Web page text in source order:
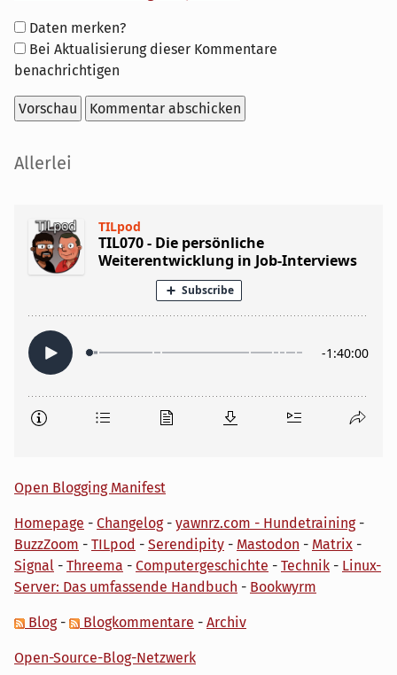
Formular-
Optionen
Daten merken?
Bei Aktualisierung dieser Kommentare
benachrichtigen
Seitenleiste
Allerlei
Open Blogging Manifest
Homepage - Changelog- yawnrz.com - Hundetraining-
BuzzZoom - TILpod - Serendipity - Mastodon - Matrix -
Signal - Threema - Computergeschichte - Technik - Linux-
Server: Das umfassende Handbuch - Bookwyrm
Blog- Blogkommentare - Archiv
Open-Source-Blog-Netzwerk